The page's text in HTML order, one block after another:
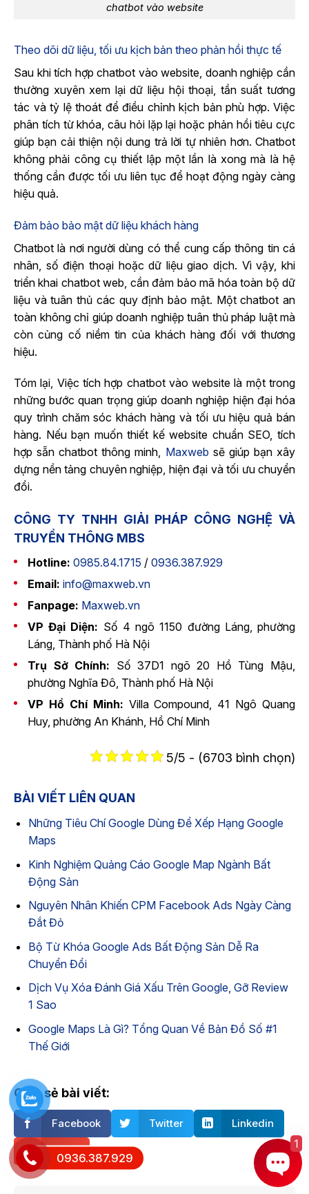
chatbot vào website
Theo dõi dữ liệu, tối ưu kịch bản theo phản hồi thực tế
Sau khi tích hợp chatbot vào website, doanh nghiệp cần
thường xuyên xem lại dữ liệu hội thoại, tần suất tương
tác và tỷ lệ thoát để điều chỉnh kịch bản phù hợp. Việc
phân tích từ khóa, câu hỏi lặp lại hoặc phản hồi tiêu cực
giúp bạn cải thiện nội dung trả lời tự nhiên hơn. Chatbot
không phải công cụ thiết lập một lần là xong mà là hệ
thống cần được tối ưu liên tục để hoạt động ngày càng
hiệu quả.
Đảm bảo bảo mật dữ liệu khách hàng
Chatbot là nơi người dùng có thể cung cấp thông tin cá
nhân, số điện thoại hoặc dữ liệu giao dịch. Vì vậy, khi
triển khai chatbot web , cần đảm bảo mã hóa toàn bộ dữ
liệu và tuân thủ các quy định bảo mật. Một chatbot an
toàn không chỉ giúp doanh nghiệp tuân thủ pháp luật mà
còn củng cố niềm tin của khách hàng đối với thương
hiệu.
Tóm lại, Việc tích hợp chatbot vào website là một trong
những bước quan trọng giúp doanh nghiệp hiện đại hóa
quy trình chăm sóc khách hàng và tối ưu hiệu quả bán
hàng. Nếu bạn muốn thiết kế website chuẩn SEO, tích
hợp sẵn chatbot thông minh, Maxweb sẽ giúp bạn xây
dựng nền tảng chuyên nghiệp, hiện đại và tối ưu chuyển
đổi.
CÔNG TY TNHH GIẢI PHÁP CÔNG NGHỆ VÀ
TRUYỀN THÔNG MBS
Hotline: 0985.84.1715 / 0936.387.929
Email: info@maxweb.vn
Fanpage: Maxweb.vn
VP Đại Diện: Số 4 ngõ 1150 đường Láng, phường
Láng, Thành phố Hà Nội
Trụ Sở Chính: Số 37D1 ngõ 20 Hồ Tùng Mậu,
phường Nghĩa Đô, Thành phố Hà Nội
VP Hồ Chí Minh: Villa Compound, 41 Ngô Quang
Huy, phường An Khánh, Hồ Chí Minh
5/5 - (6703 bình chọn)
BÀI VIẾT LIÊN QUAN
Những Tiêu Chí Google Dùng Để Xếp Hạng Google
Maps
Kinh Nghiệm Quảng Cáo Google Map Ngành Bất
Động Sản
Nguyên Nhân Khiến CPM Facebook Ads Ngày Càng
Đắt Đỏ
Bộ Từ Khóa Google Ads Bất Động Sản Dễ Ra
Chuyển Đổi
Dịch Vụ Xóa Đánh Giá Xấu Trên Google, Gỡ Review
1 Sao
Google Maps Là Gì? Tổng Quan Về Bản Đồ Số #1
Thế Giới
Chia sẻ bài viết:
Facebook Twitter Linkedin
Email
0936.387.929
1